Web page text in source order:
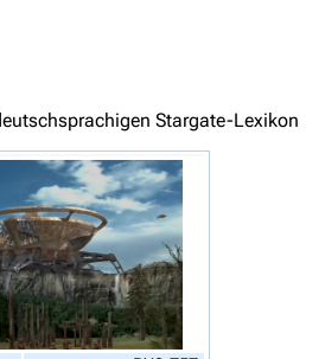
Universum
Stargate-Lexikon